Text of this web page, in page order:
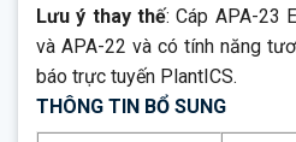
Lưu ý thay thế: Cáp APA-23
và APA-22 và có tính năng
báo trực tuyến PlantICS.
THÔNG TIN BỔ SUNG